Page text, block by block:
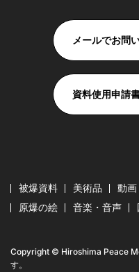
メールでお問
資料使用申請
被爆資料 美術品 動画
原爆の絵
音楽・音声
Copyright © Hiroshima Peace
す。